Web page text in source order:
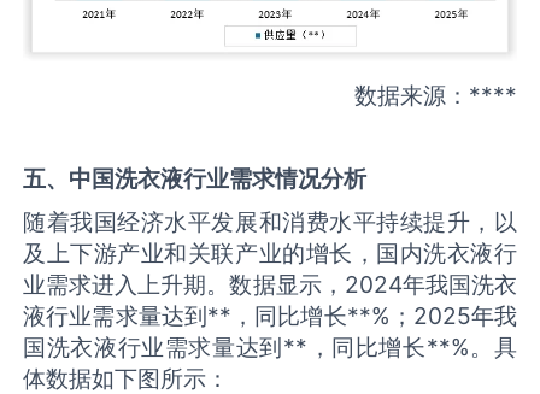
数据来源：****
五、中国洗衣液行业需求情况分析
随着我国经济水平发展和消费水平持续提升，以
及上下游产业和关联产业的增长，国内洗衣液行
业需求进入上升期。数据显示，2024年我国洗衣
液行业需求量达到**，同比增长**%；2025年我
国洗衣液行业需求量达到**，同比增长**%。具
体数据如下图所示：